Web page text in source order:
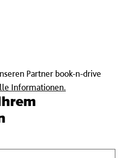
Partner book-n-drive
Informationen.